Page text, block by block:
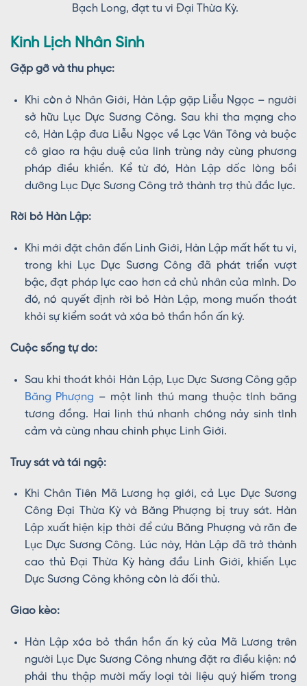
Bạch Long, đạt tu vi Đại Thừa Kỳ.
Kinh Lịch Nhân Sinh
Gặp gỡ và thu phục:
Khi còn ở Nhân Giới, Hàn Lập gặp Liễu Ngọc – người
sở hữu Lục Dực Sương Công. Sau khi tha mạng cho
cô, Hàn Lập đưa Liễu Ngọc về Lạc Vân Tông và buộc
cô giao ra hậu duệ của linh trùng này cùng phương
pháp điều khiển. Kể từ đó, Hàn Lập dốc lòng bồi
dưỡng Lục Dực Sương Công trở thành trợ thủ đắc lực.
Rời bỏ Hàn Lập:
Khi mới đặt chân đến Linh Giới, Hàn Lập mất hết tu vi,
trong khi Lục Dực Sương Công đã phát triển vượt
bậc, đạt pháp lực cao hơn cả chủ nhân của mình. Do
đó, nó quyết định rời bỏ Hàn Lập, mong muốn thoát
khỏi sự kiểm soát và xóa bỏ thần hồn ấn ký.
Cuộc sống tự do:
Sau khi thoát khỏi Hàn Lập, Lục Dực Sương Công gặp
Băng Phượng – một linh thú mang thuộc tính băng
tương đồng. Hai linh thú nhanh chóng nảy sinh tình
cảm và cùng nhau chinh phục Linh Giới.
Truy sát và tái ngộ:
Khi Chân Tiên Mã Lương hạ giới, cả Lục Dực Sương
Công Đại Thừa Kỳ và Băng Phượng bị truy sát. Hàn
Lập xuất hiện kịp thời để cứu Băng Phượng và răn đe
Lục Dực Sương Công. Lúc này, Hàn Lập đã trở thành
cao thủ Đại Thừa Kỳ hàng đầu Linh Giới, khiến Lục
Dực Sương Công không còn là đối thủ.
Giao kèo:
Hàn Lập xóa bỏ thần hồn ấn ký của Mã Lương trên
người Lục Dực Sương Công nhưng đặt ra điều kiện: nó
phải thu thập mười mấy loại tài liệu quý hiếm trong